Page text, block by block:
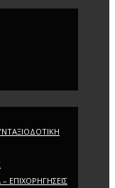
ΕΠΙΧΟΡΗΓΗΣΕΙΣ